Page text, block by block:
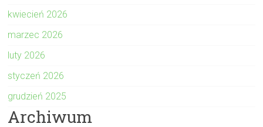
kwiecień 2026
marzec 2026
luty 2026
styczeń 2026
grudzień 2025
Archiwum